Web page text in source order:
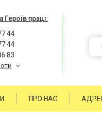
Героїв праці:
44
44
83
ПРО НАС